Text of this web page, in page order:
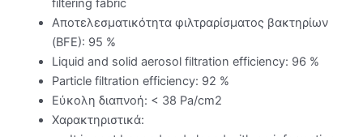
filtering fabric
Αποτελεσματικότητα φιλτραρίσματος βακτηρίων
(BFE): 95 %
Liquid and solid aerosol filtration efficiency: 96 %
Particle filtration efficiency: 92 %
Εύκολη διαπνοή: < 38 Pa/cm2
Χαρακτηριστικά: